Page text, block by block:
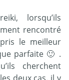
lorsqu’ils
rencontré
le meilleur
parfaite 🙂 .
cherchent